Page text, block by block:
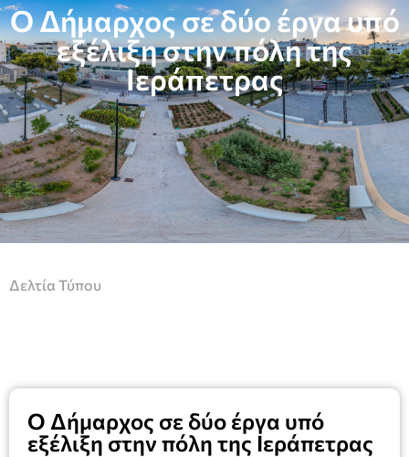
Ο Δήμαρχος σε δύο έργα υπό
εξέλιξη στην πόλη της
Ιεράπετρας
Δελτία Τύπου
Ο Δήμαρχος σε δύο έργα υπό
εξέλιξη στην πόλη της Ιεράπετρας